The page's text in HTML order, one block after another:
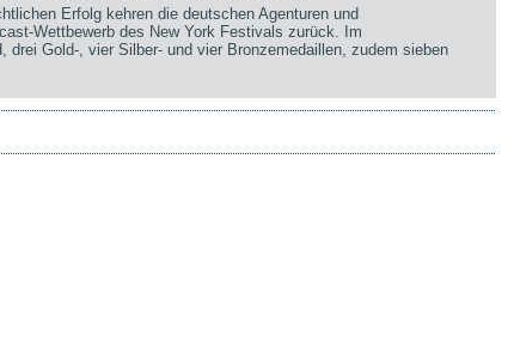
Erfolg kehren die deutschen Agenturen und
Wettbewerb des New York Festivals zurück. Im
drei Gold-, vier Silber- und vier Bronzemedaillen, zudem sieben